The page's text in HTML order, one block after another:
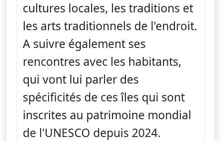
cultures locales, les traditions et
les arts traditionnels de l'endroit.
A suivre également ses
rencontres avec les habitants,
qui vont lui parler des
spécificités de ces îles qui sont
inscrites au patrimoine mondial
de l'UNESCO depuis 2024.